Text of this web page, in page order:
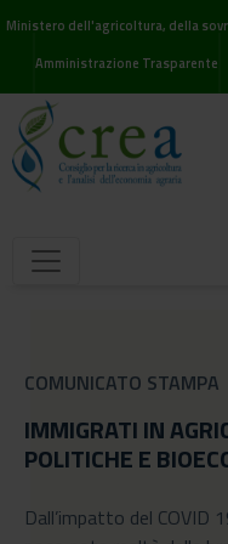
Ministero dell'agricoltura, della
Amministrazione Trasparente
COMUNICATO STAMPA
IMMIGRATI IN
POLITICHE E
Dall’impatto del COVID